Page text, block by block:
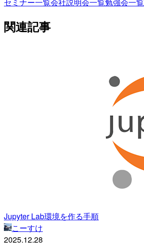
セミナー一覧会社説明会一覧勉強会一覧
関連記事
Jupyter Lab環境を作る手順
こーすけ
2025.12.28